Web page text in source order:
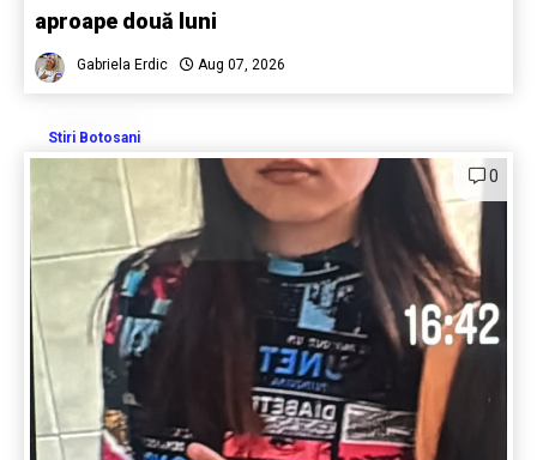
aproape două luni
Gabriela Erdic Aug 07, 2026
Stiri Botosani
0